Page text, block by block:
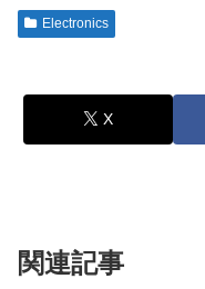
Electronics
X
関連記事